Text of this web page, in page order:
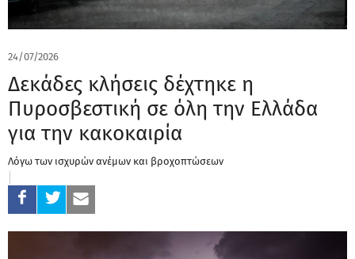
24/07/2026
Δεκάδες κλήσεις δέχτηκε η
Πυροσβεστική σε όλη την Ελλάδα
για την κακοκαιρία
Λόγω των ισχυρών ανέμων και βροχοπτώσεων